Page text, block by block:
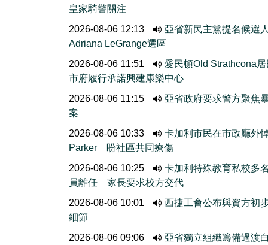
皇家騎警關注
2026-08-06 12:13
亞省新民主黨提名候選
Adriana LeGrange選區
2026-08-06 11:51
愛民頓Old Strathcona
市府履行承諾興建康樂中心
2026-08-06 11:15
亞省政府要求警方聚焦
案
2026-08-06 10:33
卡加利市民在市政廳外
Parker 盼社區共同療傷
2026-08-06 10:25
卡加利特殊教育私校多
員離任 家長要求校方交代
2026-08-06 10:01
西捷工會公布與資方初
細節
2026-08-06 09:06
亞省獨立組織籌備過渡